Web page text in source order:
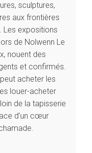
sculptures,
aux frontières
Les expositions
de Nolwenn Le
nouent des
et confirmés.
acheter les
louer-acheter
de la tapisserie
d’un cœur